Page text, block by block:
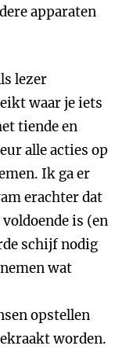
apparaten
lezer
waar je iets
tiende en
alle acties op
Ik ga er
erachter dat
is (en
schijf nodig
wat
opstellen
worden.